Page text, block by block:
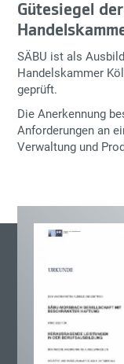
Gütesiegel
SÄBU ist als
Handelskammer
geprüft.
Die Anerkennung
Anforderungen an
Verwaltung und